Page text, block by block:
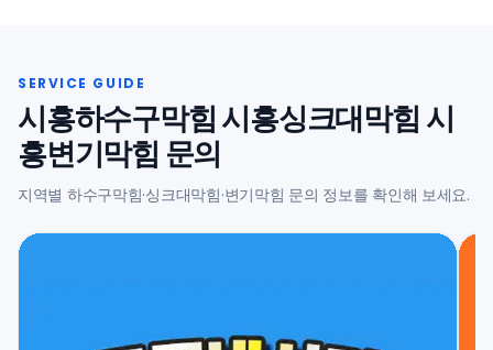
시흥하수구막힘 시흥싱크대막힘 시
흥변기막힘 문의